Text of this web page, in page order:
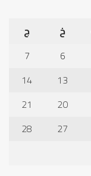
خ
ج
6
7
13
14
20
21
27
28